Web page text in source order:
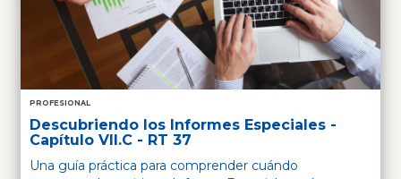
PROFESIONAL
Descubriendo los Informes Especiales -
Capítulo VII.C - RT 37
Una guía práctica para comprender cuándo